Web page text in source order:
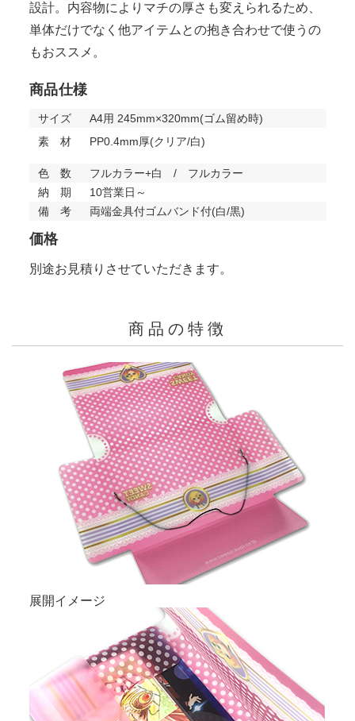
設計。内容物によりマチの厚さも変えられるため、
単体だけでなく他アイテムとの抱き合わせで使うの
もおススメ。
商品仕様
サイズ
A4用 245mm×320mm(ゴム留め時)
素 材
PP0.4mm厚(クリア/白)
色 数
フルカラー+白 / フルカラー
納 期
10営業日～
備 考
両端金具付ゴムバンド付(白/黒)
価格
別途お見積りさせていただきます。
商品の特徴
展開イメージ